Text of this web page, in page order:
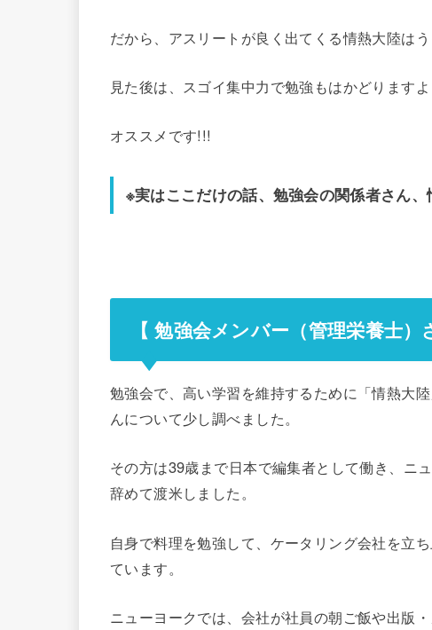
だから、アスリートが良く出てくる情熱大陸はう
見た後は、スゴイ集中力で勉強もはかどりますよ
オススメです!!!
※実はここだけの話、勉強会の関係者さん
【 勉強会メンバー（管理栄養士）
勉強会で、高い学習を維持するために「情熱大
んについて少し調べました。
その方は39歳まで日本で編集者として働き、ニ
辞めて渡米しました。
自身で料理を勉強して、ケータリング会社を立
ています。
ニューヨークでは、会社が社員の朝ご飯や出版